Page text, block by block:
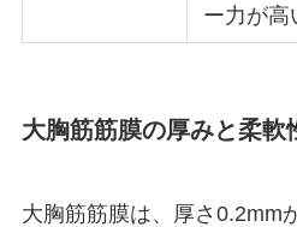
24時間受付 WEBか
ー力が高
大胸筋筋膜の厚みと柔軟
大胸筋筋膜は、厚さ0.2mm